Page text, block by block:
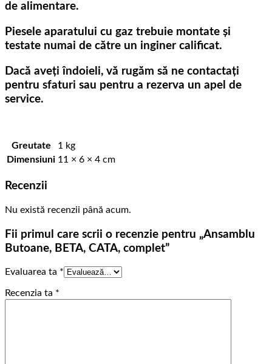
de alimentare.
Piesele aparatului cu gaz trebuie montate și
testate numai de către un inginer calificat.
Dacă aveți îndoieli, vă rugăm să ne contactați
pentru sfaturi sau pentru a rezerva un apel de
service.
Greutate
1 kg
Dimensiuni 11 × 6 × 4 cm
Recenzii
Nu există recenzii până acum.
Fii primul care scrii o recenzie pentru „Ansamblu
Butoane, BETA, CATA, complet”
Evaluarea ta *
Recenzia ta *